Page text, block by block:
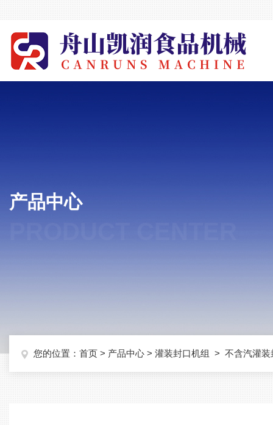
产品中心
您的位置： 首页 > 产品中心 > 灌装封口机组 > 不含汽灌装